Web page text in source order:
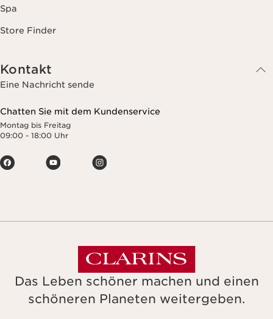
Spa
Store Finder
Kontakt
Eine Nachricht sende
Chatten Sie mit dem Kundenservice
Montag bis Freitag
09:00 - 18:00 Uhr
Das Leben schöner machen und einen
schöneren Planeten weitergeben.